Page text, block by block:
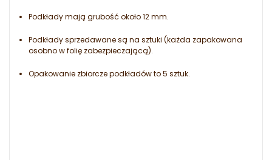
Podkłady mają grubość około 12 mm.
Podkłady sprzedawane są na sztuki (każda zapakowana
osobno w folię zabezpieczającą).
Opakowanie zbiorcze podkładów to 5 sztuk.